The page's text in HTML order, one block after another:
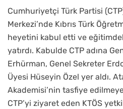
Cumhuriyetçi Türk Partisi
Merkezi’nde Kıbrıs Türk
heyetini kabul etti ve
yatırdı. Kabulde CTP adına
Erhürman, Genel Sekreter
Üyesi Hüseyin Özel yer aldı.
Akademisi’nin tasfiye edilmeye
CTP’yi ziyaret eden KTÖS